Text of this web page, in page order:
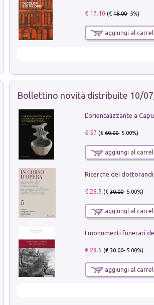
€ 17.10 (€18.00- 5%)
aggiungi al
Bollettino novità distribuite 10/
€ 57 (€60.00- 5.00%)
aggiungi al
€ 28.5 (€30.00- 5.00%)
aggiungi al
€ 28.5 (€30.00- 5.00%)
aggiungi al